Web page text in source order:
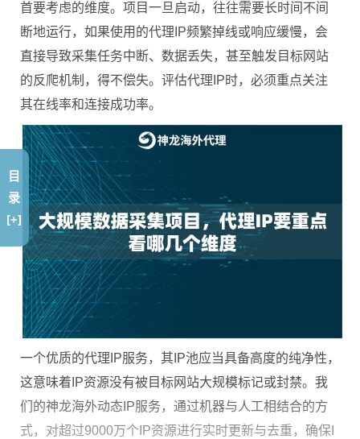
首要考虑的维度。项目一旦启动，往往需要长时间不间
断地运行，如果使用的代理IP频繁掉线或响应缓慢，会
直接导致采集任务中断、数据丢失，甚至触发目标网站
的反爬机制，得不偿失。评估代理IP时，必须重点关注
其在线率和连接成功率。
一个优质的代理IP服务，其IP池应当具备高度的纯净性，
这意味着IP资源没有被目标网站大规模标记或封禁。我
们的神龙海外动态IP服务，通过机器与人工相结合的方
式，对超过9000万个IP资源进行实时更新与去重，确保I
目
录
[+]